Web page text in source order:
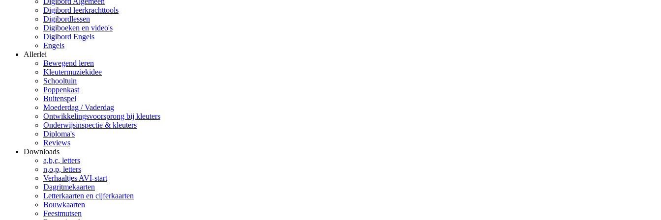
Digibord leerkrachttools
Digibordlessen
Digiboeken en video's
Digibord Engels
Engels
Allerlei
Bewegend leren
Kleutermuziekidee
Schooltuin
Poppenkast
Buitenspel
Moederdag / Vaderdag
Ontwikkelingsvoorsprong bij kleuters
Onderwijsinspectie & kleuters
Diploma's
Reviews
Downloads
a,b,c, letters
n,o,p, letters
Verhaaltjes AVI-start
Dagritmekaarten
Letterkaarten en cijferkaarten
Bouwkaarten
Feestmutsen